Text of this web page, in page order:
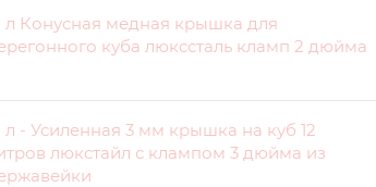
л Конусная медная крышка для
куба люкссталь кламп 2 дюйма
л - Усиленная 3 мм крышка на куб 12
люкстайл с клампом 3 дюйма из